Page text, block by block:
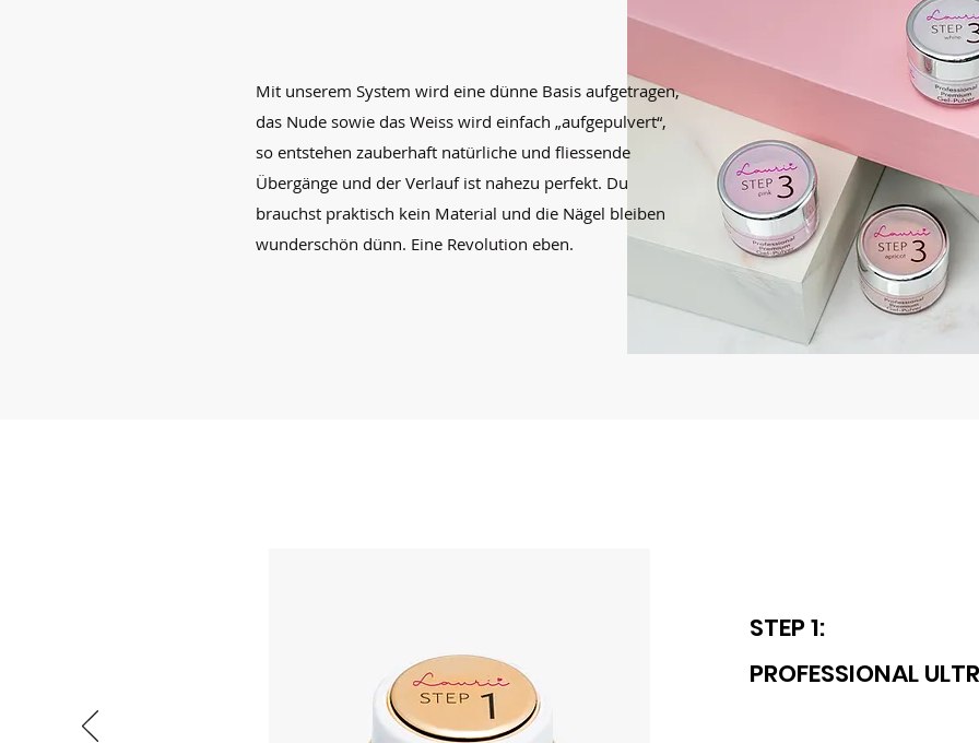
Mit unserem System wird eine dünne Basis aufgetragen,
das Nude sowie das Weiss wird einfach „aufgepulvert“,
so entstehen zauberhaft natürliche und fliessende
Übergänge und der Verlauf ist nahezu perfekt. Du
brauchst praktisch kein Material und die Nägel bleiben
wunderschön dünn. Eine Revolution eben.
STEP 1:
PROFESSIONAL